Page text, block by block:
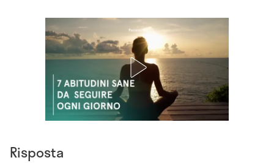
Risposta